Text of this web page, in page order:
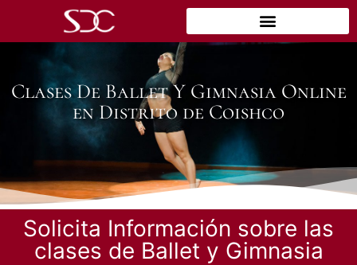
Clases De Ballet Y Gimnasia Online
en Distrito de Coishco
Solicita Información sobre las
clases de Ballet y Gimnasia